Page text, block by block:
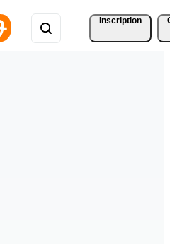
Inscription